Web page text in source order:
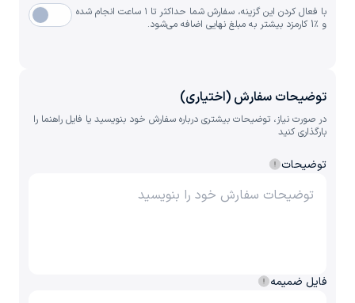
با فعال کردن این گزینه، سفارش شما حداکثر تا ۱ ساعت انجام شده
و ٪1 کارمزد بیشتر به مبلغ نهایی اضافه می‌شود.
توضیحات سفارش (اختیاری)
در صورت نیاز، توضیحات بیشتری درباره سفارش خود بنویسید یا فایل راهنما را
بارگذاری کنید
توضیحات
فایل ضمیمه